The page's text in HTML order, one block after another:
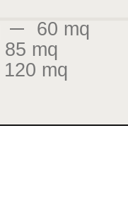
60 mq
85 mq
120 mq